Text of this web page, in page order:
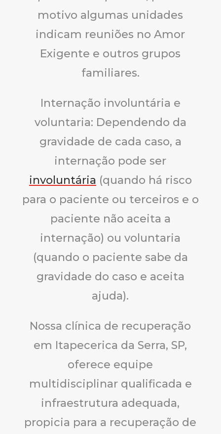
motivo algumas unidades
indicam reuniões no Amor
Exigente e outros grupos
familiares.
Internação involuntária e
voluntaria: Dependendo da
gravidade de cada caso, a
internação pode ser
involuntária (quando há risco
para o paciente ou terceiros e o
paciente não aceita a
internação) ou voluntaria
(quando o paciente sabe da
gravidade do caso e aceita
ajuda).
Nossa clínica de recuperação
em Itapecerica da Serra, SP,
oferece equipe
multidisciplinar qualificada e
infraestrutura adequada,
propicia para a recuperação de